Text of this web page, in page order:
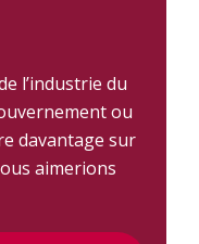
l’industrie du
ou
davantage sur
aimerions